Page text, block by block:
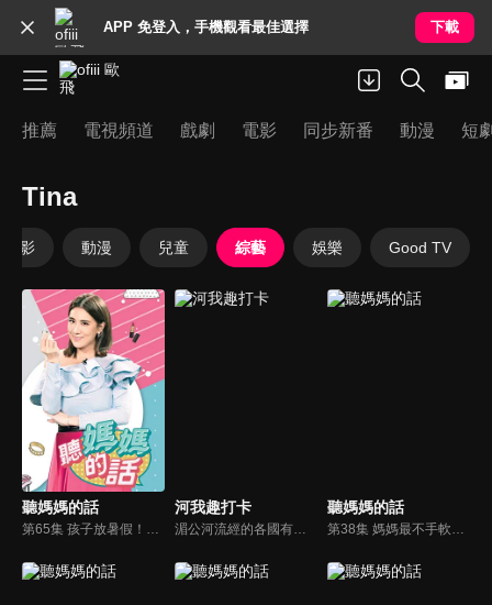
APP 免登入，手機觀看最佳選擇 下載
推薦 電視頻道 戲劇 電影 同步新番 動漫 短
Tina
電影 動漫 兒童 綜藝 娛樂 Good TV
聽媽媽的話
第65集 孩子放暑假！媽媽好頭大！
河我趣打卡
湄公河流經的各國有著豐富的飲食文化、生活文化、習俗，而這些不被外人熟知的故事，便成就傳奇的故事流傳於民間。 節目以大河為主要旅行目的，透過尋找傳奇、體驗在地生活、背包旅行、探訪大河流域各地的生活故事與生態。年輕具有冒險精神的主持人展開大河之旅，她們將沿著湄公河，帶著大家去旅行。
聽媽媽的話
第38集 媽媽最不手軟的花費！小孩花費表大公開！